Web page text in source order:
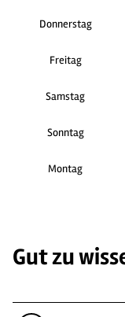
Donnerstag
Freitag
Samstag
Sonntag
Montag
Gut zu